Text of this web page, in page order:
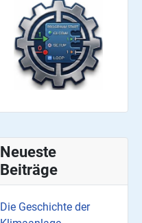
Neueste
Beiträge
Die Geschichte der